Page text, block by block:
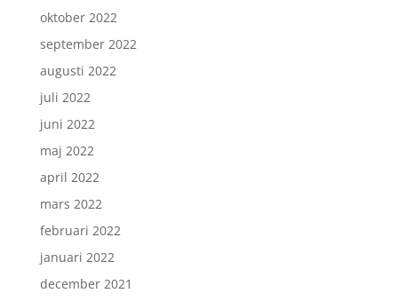
oktober 2022
september 2022
augusti 2022
juli 2022
juni 2022
maj 2022
april 2022
mars 2022
februari 2022
januari 2022
december 2021